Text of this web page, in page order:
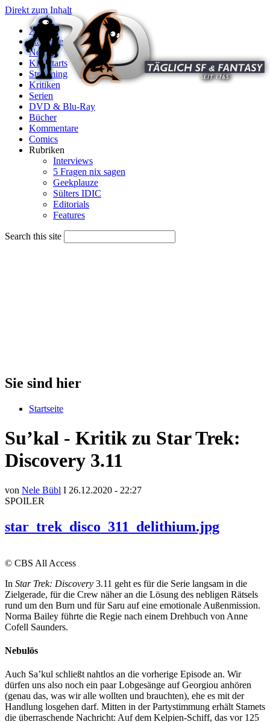
Direkt zum Inhalt
X
Startseite
News
Kinostarts
Streaming
Kritiken
Serien
DVD & Blu-Ray
Bücher
Kommentare
Comics
Rubriken
Interviews
5 Fragen nix sagen
Geekplauze
Sülters IDIC
Editorials
Features
Search this site
Sie sind hier
Startseite
Su’kal - Kritik zu Star Trek:
Discovery 3.11
von Nele Bübl I 26.12.2020 - 22:27
SPOILER
star_trek_disco_311_delithium.jpg
© CBS All Access
In Star Trek: Discovery 3.11 geht es für die Serie langsam in die
Zielgerade, für die Crew näher an die Lösung des nebligen Rätsels
rund um den Burn und für Saru auf eine emotionale Außenmission.
Norma Bailey führte die Regie nach einem Drehbuch von Anne
Cofell Saunders.
Nebulös
Auch Sa’kul schließt nahtlos an die vorherige Episode an. Wir
dürfen uns also noch ein paar Lobgesänge auf Georgiou anhören
(genau das, was wir alle wollten und brauchten), ehe es mit der
Handlung losgehen darf. Mitten in der Partystimmung erhält Stamets
die überraschende Nachricht: Auf dem Kelpien-Schiff, das vor 125